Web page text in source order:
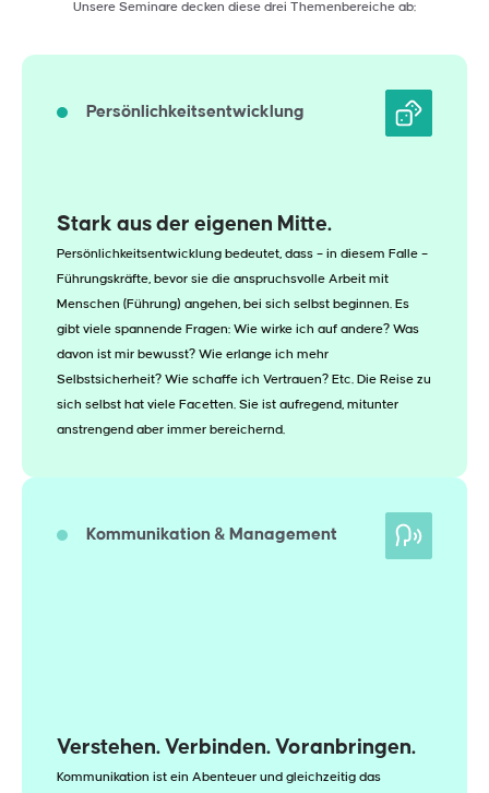
Unsere Seminare decken diese drei Themenbereiche ab:
Persönlichkeitsentwicklung
Stark aus der eigenen Mitte.
Persönlichkeitsentwicklung bedeutet, dass – in diesem Falle –
Führungskräfte, bevor sie die anspruchsvolle Arbeit mit
Menschen (Führung) angehen, bei sich selbst beginnen. Es
gibt viele spannende Fragen: Wie wirke ich auf andere? Was
davon ist mir bewusst? Wie erlange ich mehr
Selbstsicherheit? Wie schaffe ich Vertrauen? Etc. Die Reise zu
sich selbst hat viele Facetten. Sie ist aufregend, mitunter
anstrengend aber immer bereichernd.
Kommunikation & Management
Verstehen. Verbinden. Voranbringen.
Kommunikation ist ein Abenteuer und gleichzeitig das